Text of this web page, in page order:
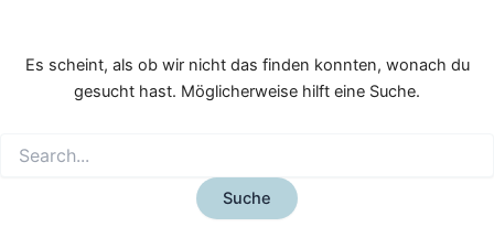
Es scheint, als ob wir nicht das finden konnten, wonach du
gesucht hast. Möglicherweise hilft eine Suche.
nach: